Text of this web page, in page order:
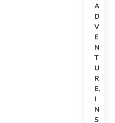
A
D
V
E
N
T
U
R
E,
I
N
S